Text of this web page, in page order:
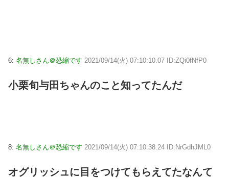
6: 名無しさん＠恐縮です 2021/09/14(火) 07:10:10.07 ID:ZQi0fNfP0
小栗旬与田ちゃんのこと知ってたんだ
8: 名無しさん＠恐縮です 2021/09/14(火) 07:10:38.24 ID:NrGdhJML0
オグリッシュに目をつけてもらえてたなんて